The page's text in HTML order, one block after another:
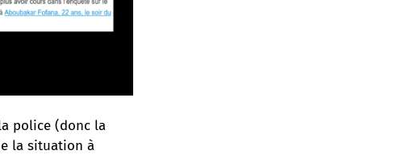
police (donc la
la situation à